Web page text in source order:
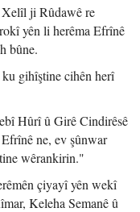
ji Rûdawê re
yên li herêma Efrînê
bûne.
gihîştine cihên herî
Hûrî û Girê Cindirêsê
ne, ev şûnwar
wêrankirin."
çiyayî yên wekî
Keleha Semanê û